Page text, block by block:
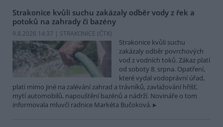
Strakonice kvůli suchu zakázaly odběr vody z řek a
potoků na zahrady či bazény
9.8.2026 14:37 | STRAKONICE (ČTK)
Strakonice kvůli suchu
zakázaly odběr povrchových
vod z vodních toků. Zákaz platí
od soboty 8. srpna. Opatření,
které vydal vodoprávní úřad,
platí mimo jiné na zalévání zahrad a trávníků, zavlažování hřišť,
mytí automobilů, napouštění bazénů a nádrží. Novináře o tom
informovala mluvčí radnice Markéta Bučoková.